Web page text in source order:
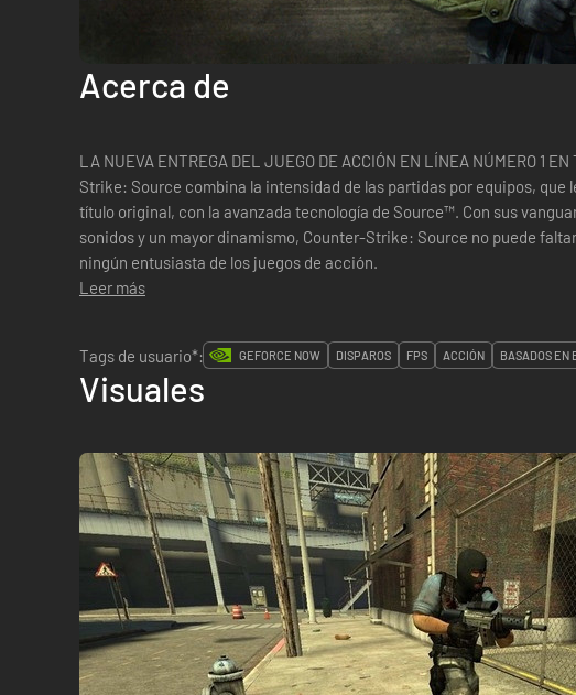
Acerca de
LA NUEVA ENTREGA DEL JUEGO DE ACCIÓN EN LÍNEA NÚMERO 1 EN TODO
Strike: Source combina la intensidad de las partidas por equipos, que
título original, con la avanzada tecnología de Source™. Con sus
sonidos y un mayor dinamismo, Counter-Strike: Source no puede
ningún entusiasta de los juegos de acción.
Leer más
Tags de usuario*:
GEFORCE NOW DISPAROS FPS ACCIÓN BASADOS EN
Visuales